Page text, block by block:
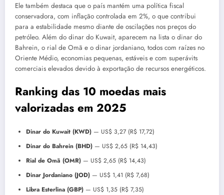
Ele também destaca que o país mantém uma política fiscal
conservadora, com inflação controlada em 2%, o que contribui
para a estabilidade mesmo diante de oscilações nos preços do
petróleo. Além do dinar do Kuwait, aparecem na lista o dinar do
Bahrein, o rial de Omã e o dinar jordaniano, todos com raízes no
Oriente Médio, economias pequenas, estáveis e com superávits
comerciais elevados devido à exportação de recursos energéticos.
Ranking das 10 moedas mais
valorizadas em 2025
Dinar do Kuwait (KWD) — US$ 3,27 (R$ 17,72)
Dinar do Bahrein (BHD) — US$ 2,65 (R$ 14,43)
Rial de Omã (OMR) — US$ 2,65 (R$ 14,43)
Dinar Jordaniano (JOD) — US$ 1,41 (R$ 7,68)
Libra Esterlina (GBP) — US$ 1,35 (R$ 7,35)